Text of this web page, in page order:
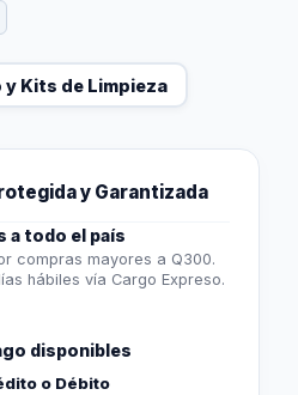
Kits de Limpieza
y Garantizada
a todo el país
compras mayores a Q300.
hábiles vía Cargo Expreso.
disponibles
o Débito